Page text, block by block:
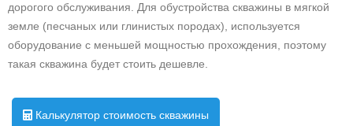
дорогого обслуживания. Для обустройства скважины в мягкой
земле (песчаных или глинистых породах), используется
оборудование с меньшей мощностью прохождения, поэтому
такая скважина будет стоить дешевле.
Калькулятор стоимость скважины